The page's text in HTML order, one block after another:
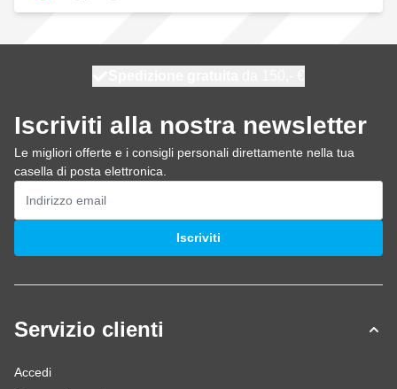
Iscriviti alla nostra newsletter
Le migliori offerte e i consigli personali direttamente nella tua
casella di posta elettronica.
Indirizzo email
Iscriviti
Servizio clienti
Accedi